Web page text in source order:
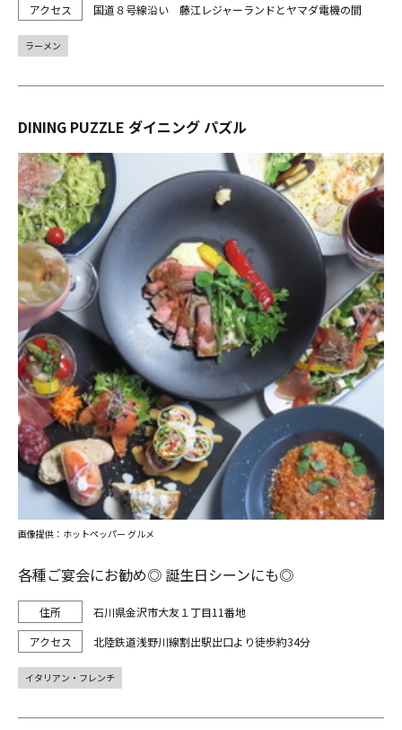
国道８号線沿い 藤江レジャーランドとヤマダ電機の間
ラーメン
DINING PUZZLE ダイニング パズル
各種ご宴会にお勧め◎ 誕生日シーンにも◎
石川県金沢市大友１丁目11番地
北陸鉄道浅野川線割出駅出口より徒歩約34分
画像提供：ホットペッパー グルメ
イタリアン・フレンチ